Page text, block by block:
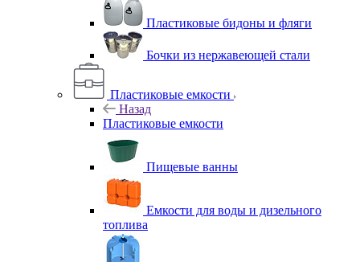
Пластиковые бидоны и фляги
Бочки из нержавеющей стали
Пластиковые емкости
Назад
Пластиковые емкости
Пищевые ванны
Емкости для воды и дизельного
топлива